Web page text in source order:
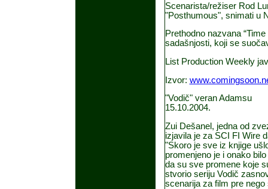
Scenarista/režiser Rod
"Posthumous", snimati u
Prethodno nazvana
sadašnjosti, koji se
List Production Weekly
Izvor:
"Vodič" veran Adamsu
15.10.2004.
Zui Dešanel, jedna od
izjavila je za SCI FI Wire
"Skoro je sve iz knjige
promenjeno je i onako
da su sve promene koje
stvorio seriju Vodič
scenarija za film pre